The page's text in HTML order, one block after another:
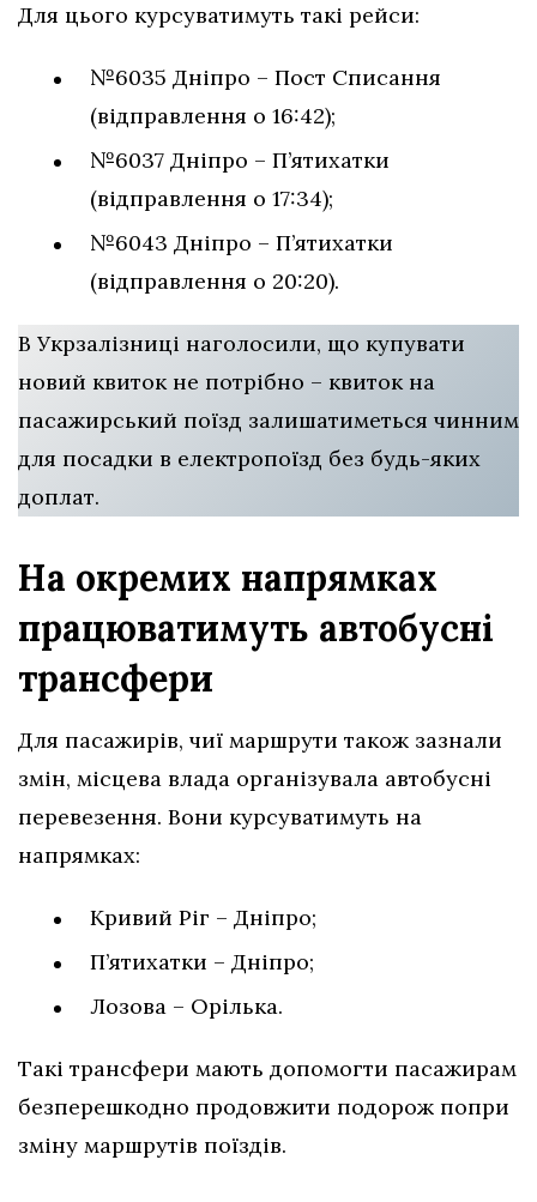
Для цього курсуватимуть такі рейси:
№6035 Дніпро – Пост Списання
(відправлення о 16:42);
№6037 Дніпро – П’ятихатки
(відправлення о 17:34);
№6043 Дніпро – П’ятихатки
(відправлення о 20:20).
В Укрзалізниці наголосили, що купувати
новий квиток не потрібно – квиток на
пасажирський поїзд залишатиметься чинним
для посадки в електропоїзд без будь-яких
доплат.
На окремих напрямках
працюватимуть автобусні
трансфери
Для пасажирів, чиї маршрути також зазнали
змін, місцева влада організувала автобусні
перевезення. Вони курсуватимуть на
напрямках:
Кривий Ріг – Дніпро;
П’ятихатки – Дніпро;
Лозова – Орілька.
Такі трансфери мають допомогти пасажирам
безперешкодно продовжити подорож попри
зміну маршрутів поїздів.